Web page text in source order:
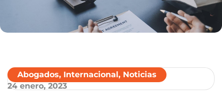
Abogados, Internacional, Noticias
24 enero, 2023